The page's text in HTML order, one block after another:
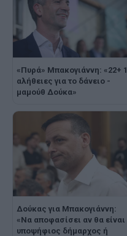
«Πυρά» Μπακογιάννη: «22+ 1
αλήθειες για το δάνειο -
μαμούθ Δούκα»
Δούκας για Μπακογιάννη:
«Να αποφασίσει αν θα είναι
υποψήφιος δήμαρχος ή